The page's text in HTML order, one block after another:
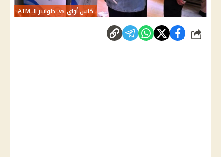
كاش أواي vs. طوابير الـ ATM
شارك